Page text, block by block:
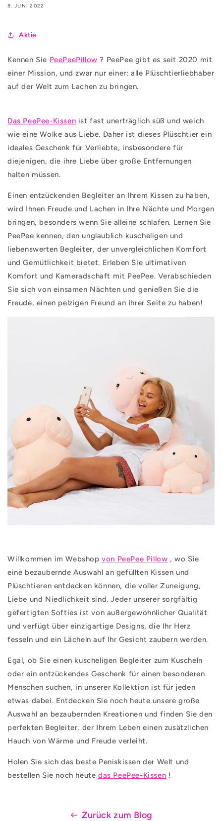
8. JUNI 2022
Aktie
Kennen Sie PeePeePillow ? PeePee gibt es seit 2020 mit
einer Mission, und zwar nur einer: alle Plüschtierliebhaber
auf der Welt zum Lachen zu bringen.
Das PeePee-Kissen ist fast unerträglich süß und weich
wie eine Wolke aus Liebe. Daher ist dieses Plüschtier ein
ideales Geschenk für Verliebte, insbesondere für
diejenigen, die ihre Liebe über große Entfernungen
halten müssen.
Einen entzückenden Begleiter an Ihrem Kissen zu haben,
wird Ihnen Freude und Lachen in Ihre Nächte und Morgen
bringen, besonders wenn Sie alleine schlafen. Lernen Sie
PeePee kennen, den unglaublich kuscheligen und
liebenswerten Begleiter, der unvergleichlichen Komfort
und Gemütlichkeit bietet. Erleben Sie ultimativen
Komfort und Kameradschaft mit PeePee. Verabschieden
Sie sich von einsamen Nächten und genießen Sie die
Freude, einen pelzigen Freund an Ihrer Seite zu haben!
Willkommen im Webshopvon PeePee Pillow , wo Sie
eine bezaubernde Auswahl an gefüllten Kissen und
Plüschtieren entdecken können, die voller Zuneigung,
Liebe und Niedlichkeit sind. Jeder unserer sorgfältig
gefertigten Softies ist von außergewöhnlicher Qualität
und verfügt über einzigartige Designs, die Ihr Herz
fesseln und ein Lächeln auf Ihr Gesicht zaubern werden.
Egal, ob Sie einen kuscheligen Begleiter zum Kuscheln
oder ein entzückendes Geschenk für einen besonderen
Menschen suchen, in unserer Kollektion ist für jeden
etwas dabei. Entdecken Sie noch heute unsere große
Auswahl an bezaubernden Kreationen und finden Sie den
perfekten Begleiter, der Ihrem Leben einen zusätzlichen
Hauch von Wärme und Freude verleiht.
Holen Sie sich das beste Peniskissen der Welt und
bestellen Sie noch heutedas PeePee-Kissen !
Zurück zum Blog